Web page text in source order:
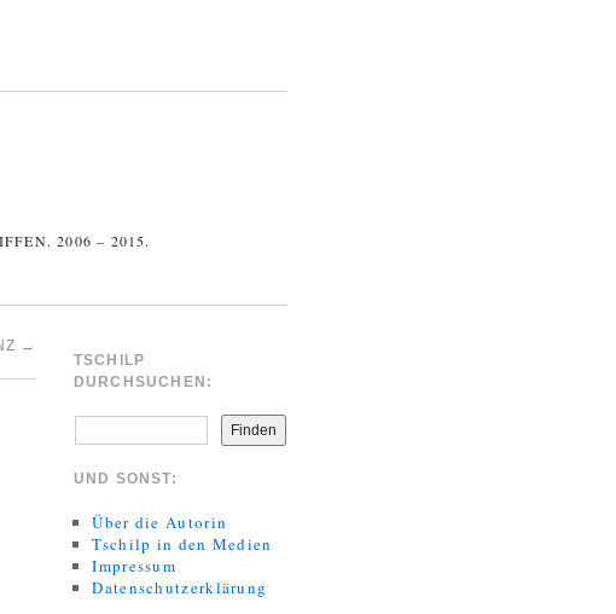
2006 – 2015.
→
TSCHILP
DURCHSUCHEN:
Finden
UND SONST:
Über die Autorin
Tschilp in den Medien
Impressum
Datenschutzerklärung